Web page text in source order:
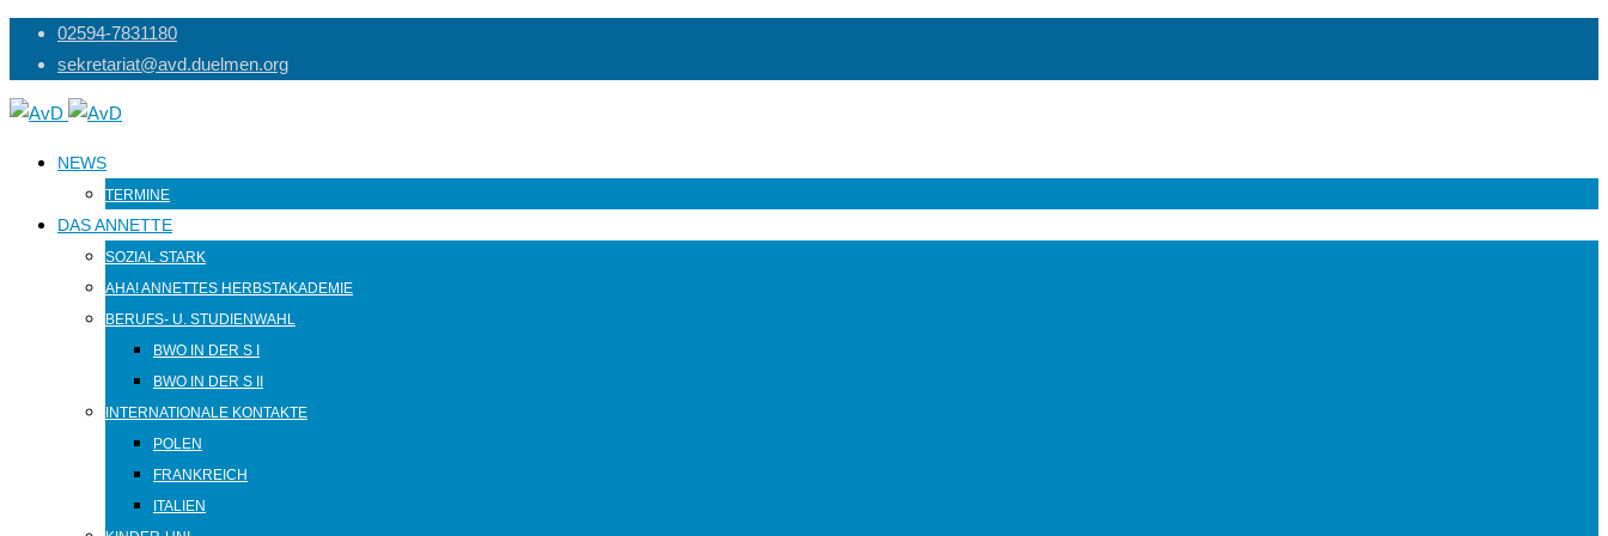
Skip
content
02594-7831180
sekretariat@avd.duelmen.org
NEWS
TERMINE
DAS ANNETTE
SOZIAL STARK
AHA! ANNETTES HERBSTAKADEMIE
BERUFS- U. STUDIENWAHL
BWO IN DER S I
BWO IN DER S II
INTERNATIONALE KONTAKTE
POLEN
FRANKREICH
ITALIEN